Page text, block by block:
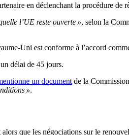
en déclenchant la procédure
l’UE reste ouverte », selon la
Uni est conforme à l’accord
délai de 45 jours.
un document de la
».
que les négociations sur le